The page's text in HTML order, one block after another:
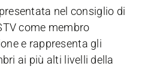
nel consiglio di
come membro
e rappresenta gli
ai più alti livelli della